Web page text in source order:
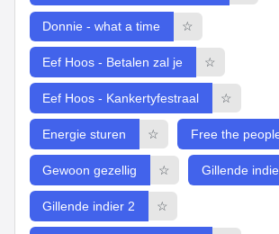
Donnie - what a time ☆
Eef Hoos - Betalen zal je ☆
Eef Hoos - Kankertyfestraal ☆
Energie sturen ☆ Free the
Gewoon gezellig ☆ Gillende
Gillende indier 2 ☆